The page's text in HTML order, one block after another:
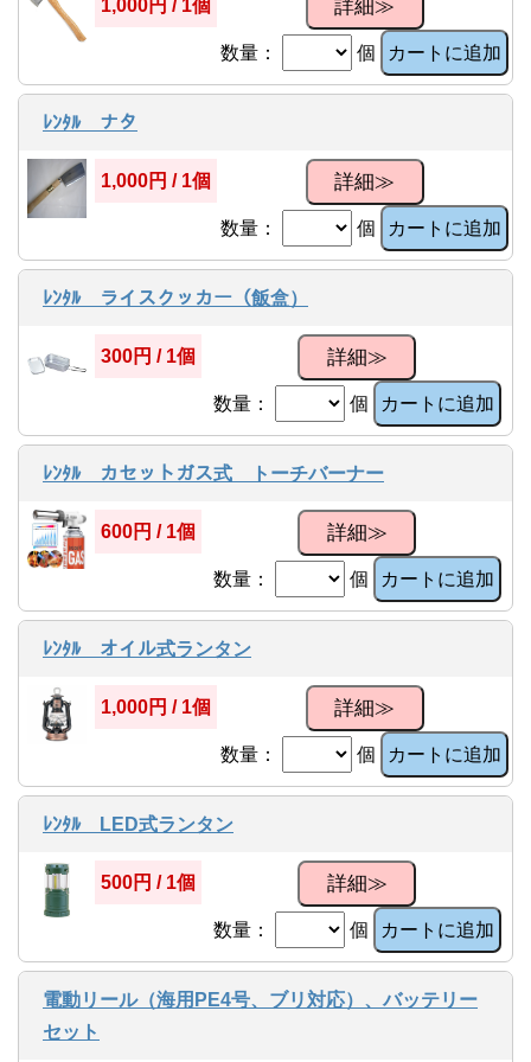
1,000円 / 1個 詳細≫
数量： 個 カートに追加
ﾚﾝﾀﾙ ナタ
1,000円 / 1個 詳細≫
数量： 個 カートに追加
ﾚﾝﾀﾙ ライスクッカー（飯盒）
300円 / 1個 詳細≫
数量： 個 カートに追加
ﾚﾝﾀﾙ カセットガス式 トーチバーナー
600円 / 1個 詳細≫
数量： 個 カートに追加
ﾚﾝﾀﾙ オイル式ランタン
1,000円 / 1個 詳細≫
数量： 個 カートに追加
ﾚﾝﾀﾙ LED式ランタン
500円 / 1個 詳細≫
数量： 個 カートに追加
電動リール（海用PE4号、ブリ対応）、バッテリー
セット